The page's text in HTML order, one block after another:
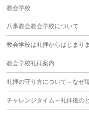
教会学校
八事教会教会学校について
教会学校は礼拝からはじまり
教会学校礼拝案内
礼拝の守り方について～なぜ
チャレンジタイム～礼拝後の